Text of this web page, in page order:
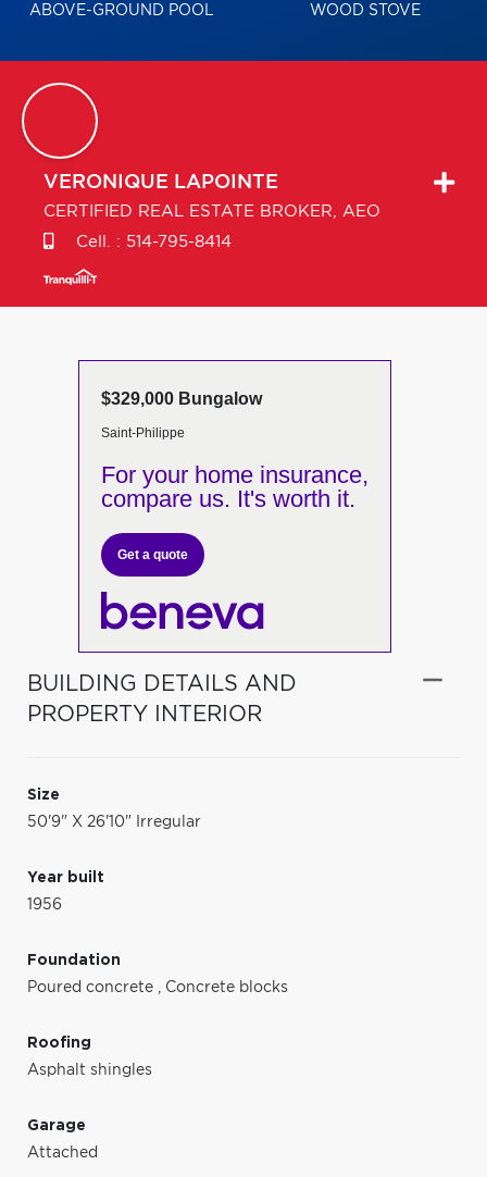
ABOVE-GROUND POOL WOOD STOVE
VERONIQUE LAPOINTE
CERTIFIED REAL ESTATE BROKER, AEO
Cell. : 514-795-8414
$329,000 Bungalow
Saint-Philippe
For your home insurance,
compare us. It's worth it.
Get a quote
BUILDING DETAILS AND
PROPERTY INTERIOR
Size
50'9" X 26'10" Irregular
Year built
1956
Foundation
Poured concrete , Concrete blocks
Roofing
Asphalt shingles
Garage
Attached